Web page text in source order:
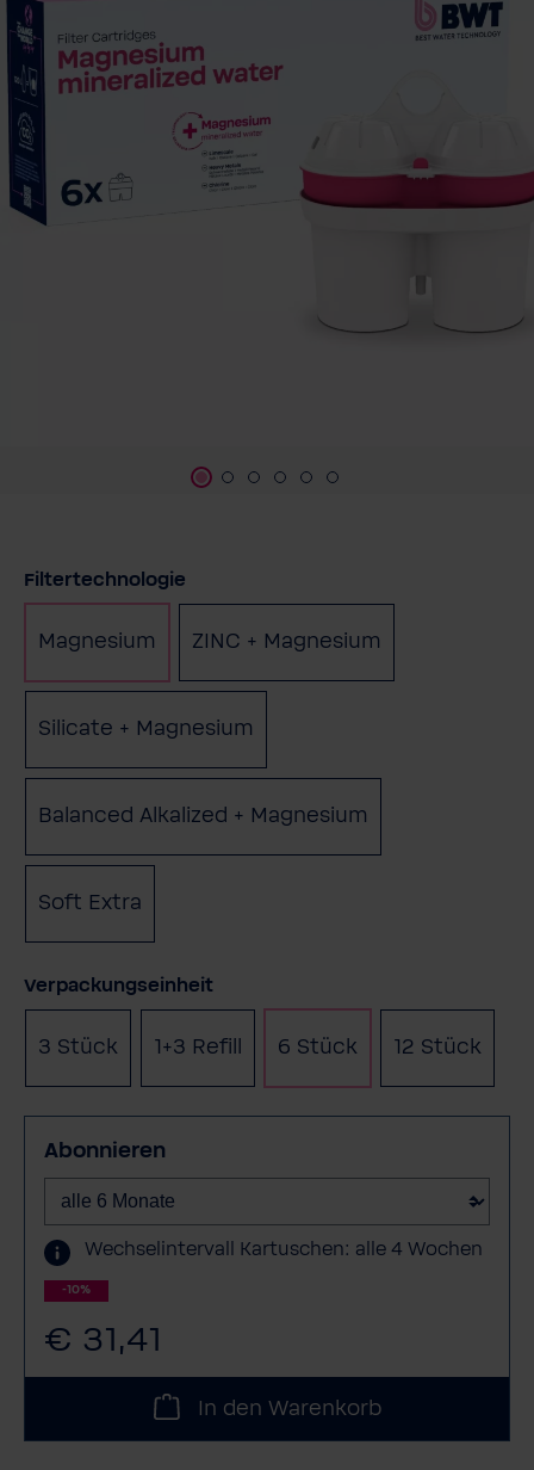
Filtertechnologie
Magnesium ZINC + Magnesium
Silicate + Magnesium
Balanced Alkalized + Magnesium
Soft Extra
Verpackungseinheit
3 Stück 1+3 Refill 6 Stück 12 Stück
Abonnieren
Wechselintervall Kartuschen: alle 4 Wochen
-10%
€ 31,41
In den Warenkorb